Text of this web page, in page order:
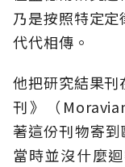
乃是按照特定定
代代相傳。
他把研究結果
刊》（
著這份刊物寄
當時並沒什麼